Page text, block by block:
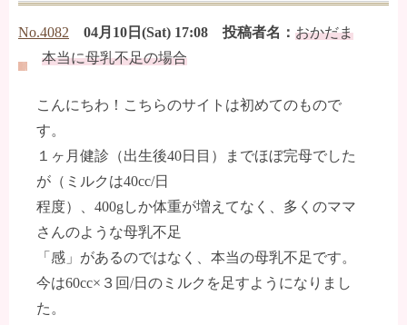
No.4082 04月10日(Sat) 17:08 投稿者名： おかだま
本当に母乳不足の場合
こんにちわ！こちらのサイトは初めてのもので
す。
１ヶ月健診（出生後40日目）までほぼ完母でした
が（ミルクは40cc/日
程度）、400gしか体重が増えてなく、多くのママ
さんのような母乳不足
「感」があるのではなく、本当の母乳不足です。
今は60cc×３回/日のミルクを足すようになりまし
た。